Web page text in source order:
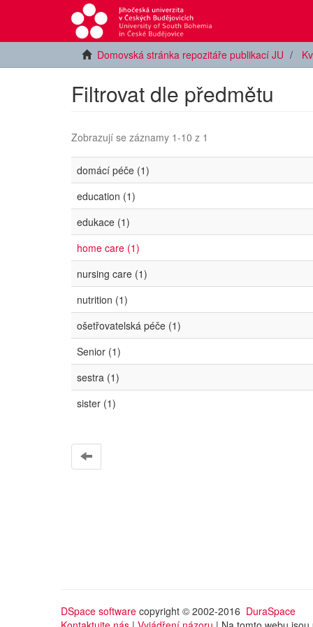
Domovská stránka repozitáře publikací JU
Filtrovat dle předmětu
Zobrazují se záznamy 1-10 z 1
domácí péče (1)
education (1)
edukace (1)
home care (1)
nursing care (1)
nutrition (1)
ošetřovatelská péče (1)
Senior (1)
sestra (1)
sister (1)
DSpace software copyright © 2002-2016 DuraSpace